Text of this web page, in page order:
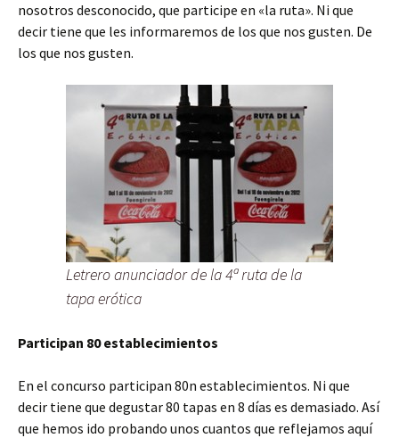
nosotros desconocido, que participe en «la ruta». Ni que
decir tiene que les informaremos de los que nos gusten. De
los que nos gusten.
Letrero anunciador de la 4ª ruta de la
tapa erótica
Participan 80 establecimientos
En el concurso participan 80n establecimientos. Ni que
decir tiene que degustar 80 tapas en 8 días es demasiado. Así
que hemos ido probando unos cuantos que reflejamos aquí